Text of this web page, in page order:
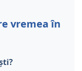
vremea în